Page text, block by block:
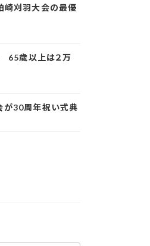
崎刈羽大会の最優
65歳以上は２万
が30周年祝い式典